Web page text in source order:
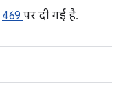
469 पर दी गई है.